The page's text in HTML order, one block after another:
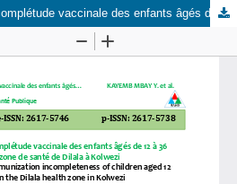
Facteurs associés à l’incomplétude vaccinale des enfants âgés de 12 à 36 mois dans la zone de santé de Dilala à Kolwezi